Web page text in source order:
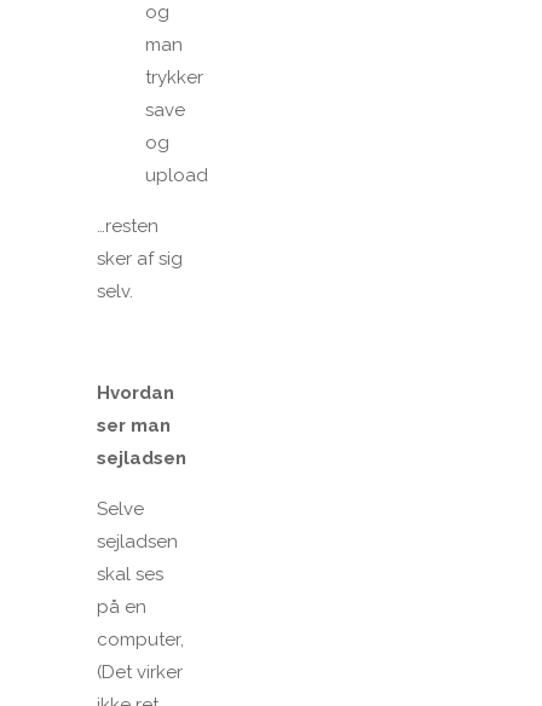
og
man
trykker
save
og
upload
…resten
sker af sig
selv.
Hvordan
ser man
sejladsen
Selve
sejladsen
skal ses
på en
computer,
(Det virker